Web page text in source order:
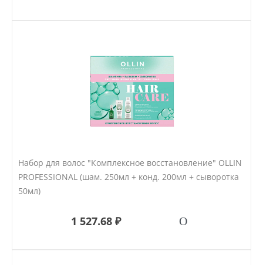
Набор для волос "Комплексное восстановление" OLLIN
PROFESSIONAL (шам. 250мл + конд. 200мл + сыворотка
50мл)
1 527.68 ₽